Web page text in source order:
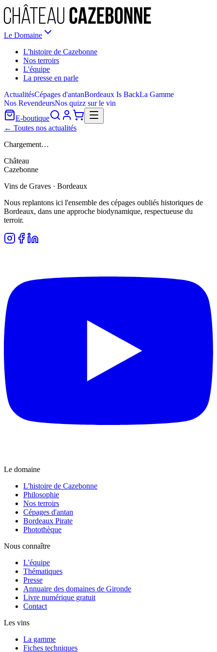
Le Domaine
L'histoire de Cazebonne
Nos terroirs
L'équipe
La presse en parle
ActualitésCépages d'antanBordeaux Is BackLa Gamme
Nos RevendeursNos quizz sur le vin
E-boutique
← Toutes nos actualités
Chargement…
Château
Cazebonne
Vins de Graves · Bordeaux
Nous replantons ici l'ensemble des cépages oubliés historiques de
Bordeaux, dans une approche biodynamique, respectueuse du
terroir.
Le domaine
L'histoire de Cazebonne
Philosophie
Nos terroirs
Cépages d'antan
Bordeaux Pirate
Photothèque
Nous connaître
L'équipe
Thématiques
Presse
Annuaire des domaines de Gironde
Livre numérique gratuit
Contact
Les vins
La gamme
Fiches techniques